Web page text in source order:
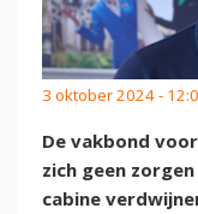
3 oktober 2024 -
De vakbond
zich geen
cabine